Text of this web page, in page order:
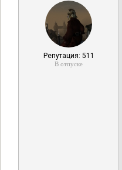
Репутация: 511
В отпуске